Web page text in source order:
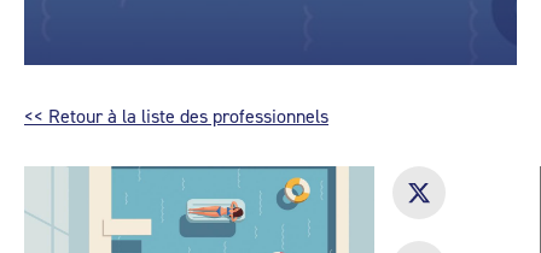
<< Retour à la liste des professionnels